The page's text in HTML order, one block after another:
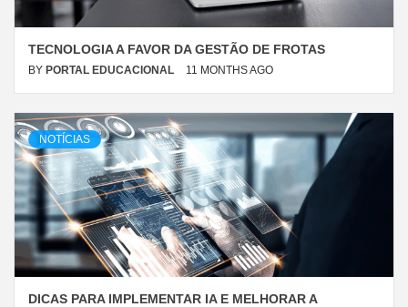
TECNOLOGIA A FAVOR DA GESTÃO DE FROTAS
BY PORTAL EDUCACIONAL 11 MONTHS AGO
NOTÍCIAS
DICAS PARA IMPLEMENTAR IA E MELHORAR A